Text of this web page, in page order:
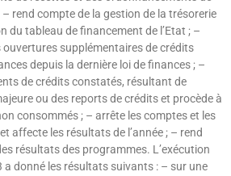
– rend compte de la gestion de la trésorerie
du tableau de financement de l’Etat ; –
ouvertures supplémentaires de crédits
depuis la dernière loi de finances ; –
de crédits constatés, résultant de
ou des reports de crédits et procède à
consommés ; – arrête les comptes et les
affecte les résultats de l’année ; – rend
résultats des programmes. L’exécution
a donné les résultats suivants : – sur une